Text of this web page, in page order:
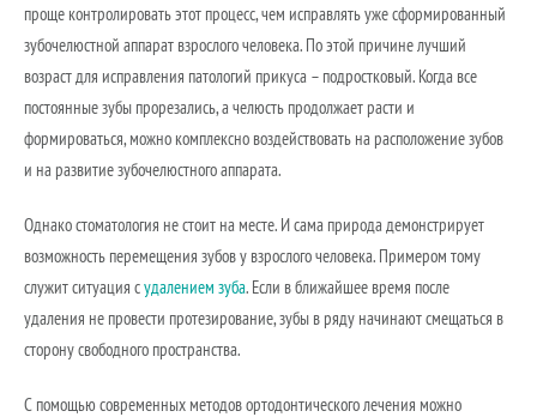
проще контролировать этот процесс, чем исправлять уже сформированный
зубочелюстной аппарат взрослого человека. По этой причине лучший
возраст для исправления патологий прикуса – подростковый. Когда все
постоянные зубы прорезались, а челюсть продолжает расти и
формироваться, можно комплексно воздействовать на расположение зубов
и на развитие зубочелюстного аппарата.
Однако стоматология не стоит на месте. И сама природа демонстрирует
возможность перемещения зубов у взрослого человека. Примером тому
служит ситуация судалением зуба. Если в ближайшее время после
удаления не провести протезирование, зубы в ряду начинают смещаться в
сторону свободного пространства.
С помощью современных методов ортодонтического лечения можно